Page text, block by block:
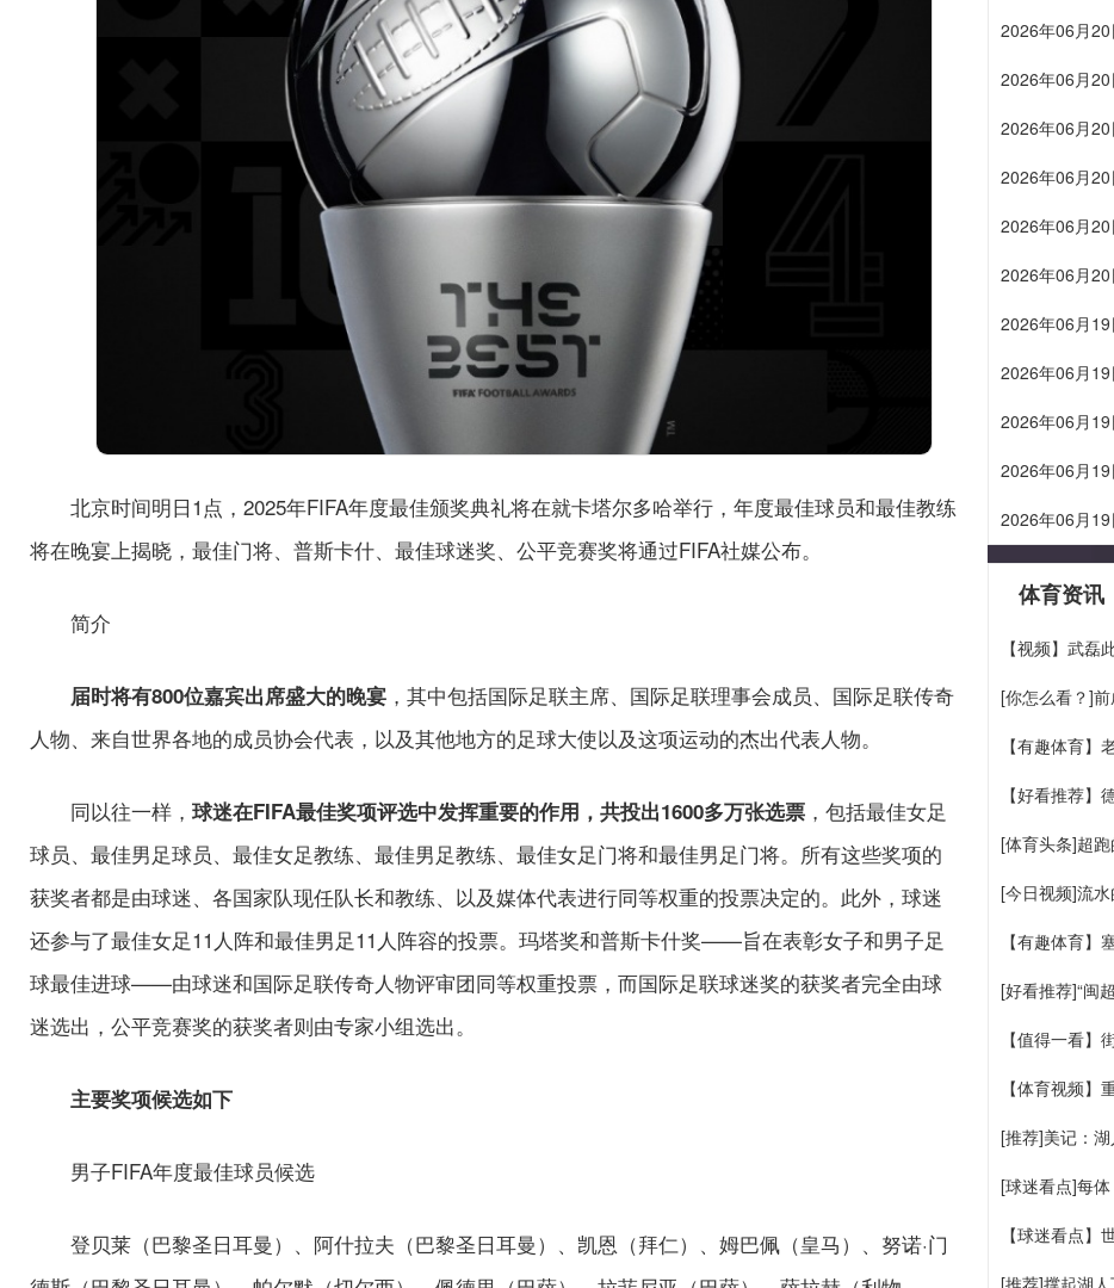
北京时间明日1点，2025年FIFA年度最佳颁奖典礼将在就卡塔尔多哈举行，年度最佳球员和最佳教练
将在晚宴上揭晓，最佳门将、普斯卡什、最佳球迷奖、公平竞赛奖将通过FIFA社媒公布。
简介
届时将有800位嘉宾出席盛大的晚宴 ，其中包括国际足联主席、国际足联理事会成员、国际足联传奇
人物、来自世界各地的成员协会代表，以及其他地方的足球大使以及这项运动的杰出代表人物。
同以往一样， 球迷在FIFA最佳奖项评选中发挥重要的作用，共投出1600多万张选票 ，包括最佳女足
球员、最佳男足球员、最佳女足教练、最佳男足教练、最佳女足门将和最佳男足门将。所有这些奖项的
获奖者都是由球迷、各国家队现任队长和教练、以及媒体代表进行同等权重的投票决定的。此外，球迷
还参与了最佳女足11人阵和最佳男足11人阵容的投票。玛塔奖和普斯卡什奖——旨在表彰女子和男子足
球最佳进球——由球迷和国际足联传奇人物评审团同等权重投票，而国际足联球迷奖的获奖者完全由球
迷选出，公平竞赛奖的获奖者则由专家小组选出。
主要奖项候选如下
男子FIFA年度最佳球员候选
登贝莱（巴黎圣日耳曼）、阿什拉夫（巴黎圣日耳曼）、凯恩（拜仁）、姆巴佩（皇马）、努诺·门
2026年06月20
2026年06月20
2026年06月20
2026年06月20
2026年06月20
2026年06月20
2026年06月19
2026年06月19
2026年06月19
2026年06月19
2026年06月19
体育资讯
【视频】武
[你怎么看？]
【有趣体育
【好看推荐
[体育头条]超
[今日视频]流
【有趣体育
[好看推荐]“闽
【值得一看
【体育视频
[推荐]美记：
[球迷看点]每
【球迷看点
[推荐]撑起湖